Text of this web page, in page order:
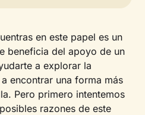
en este papel es un
beneficia del apoyo de un
a explorar la
encontrar una forma más
Pero primero intentemos
razones de este